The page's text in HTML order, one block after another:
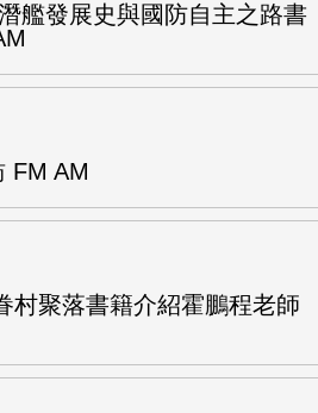
艦發展史與國防自主之路書
FM AM
村聚落書籍介紹霍鵬程老師